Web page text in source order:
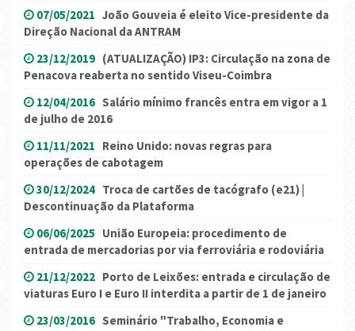
07/05/2021 João Gouveia é eleito Vice-presidente da
Direção Nacional da ANTRAM
23/12/2019 (ATUALIZAÇÃO) IP3: Circulação na zona de
Penacova reaberta no sentido Viseu-Coimbra
12/04/2016 Salário mínimo francês entra em vigor a 1
de julho de 2016
11/11/2021 Reino Unido: novas regras para
operações de cabotagem
30/12/2024 Troca de cartões de tacógrafo (e21) |
Descontinuação da Plataforma
06/06/2025 União Europeia: procedimento de
entrada de mercadorias por via ferroviária e rodoviária
21/12/2022 Porto de Leixões: entrada e circulação de
viaturas Euro I e Euro II interdita a partir de 1 de janeiro
23/03/2016 Seminário "Trabalho, Economia e